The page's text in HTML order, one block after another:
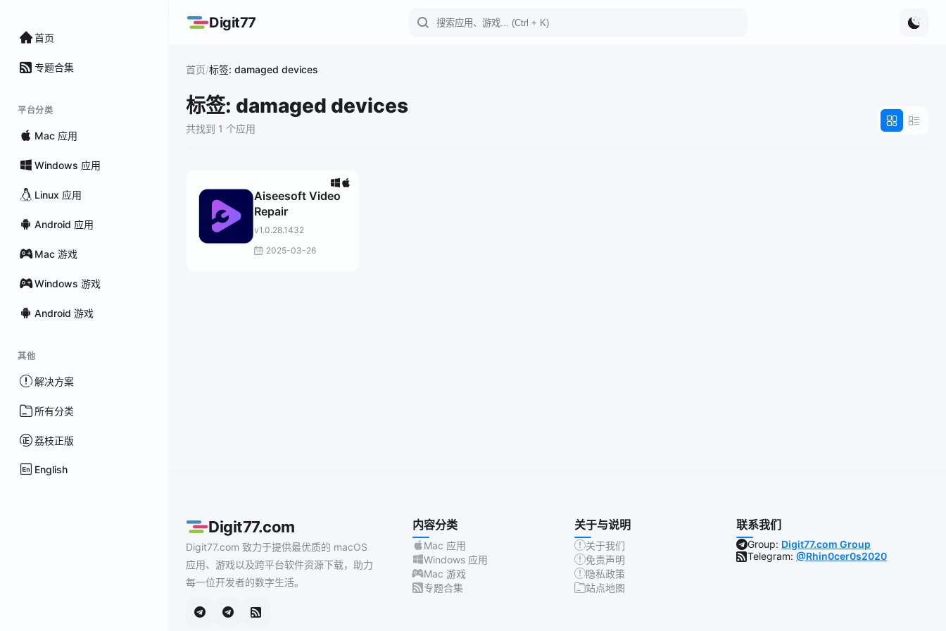
首页
专题合集
平台分类
Mac 应用
Windows 应用
Linux 应用
Android 应用
Mac 游戏
Windows 游戏
Android 游戏
其他
解决方案
所有分类
荔枝正版
English
Digit77
首页/标签: damaged devices
标签: damaged devices
共找到 1 个应用
Aiseesoft Video
Repair
v1.0.28.1432
2025-03-26
Digit77.com
Digit77.com 致力于提供最优质的 macOS
应用、游戏以及跨平台软件资源下载，助力
每一位开发者的数字生活。
内容分类
Mac 应用
Windows 应用
Mac 游戏
专题合集
关于与说明
关于我们
免责声明
隐私政策
站点地图
联系我们
Group: Digit77.com Group
Telegram:@Rhin0cer0s2020